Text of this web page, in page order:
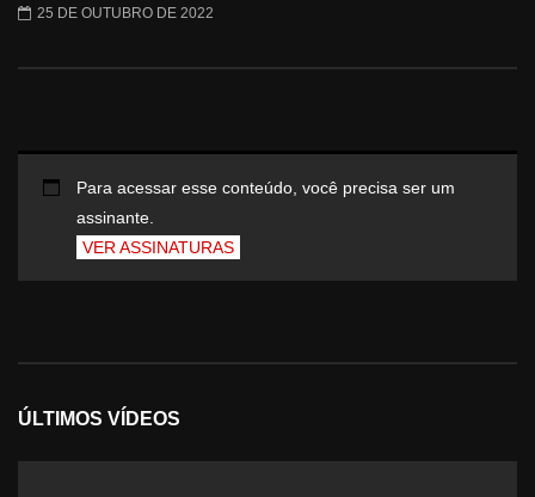
25 DE OUTUBRO DE 2022
Para acessar esse conteúdo, você precisa ser um
assinante.
VER ASSINATURAS
ÚLTIMOS VÍDEOS